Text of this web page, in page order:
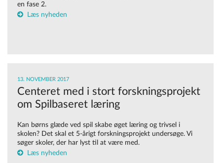
en fase 2.
Læs nyheden
13. NOVEMBER 2017
Centeret med i stort forskningsprojekt
om Spilbaseret læring
Kan børns glæde ved spil skabe øget læring og trivsel i
skolen? Det skal et 5-årigt forskningsprojekt undersøge. Vi
søger skoler, der har lyst til at være med.
Læs nyheden